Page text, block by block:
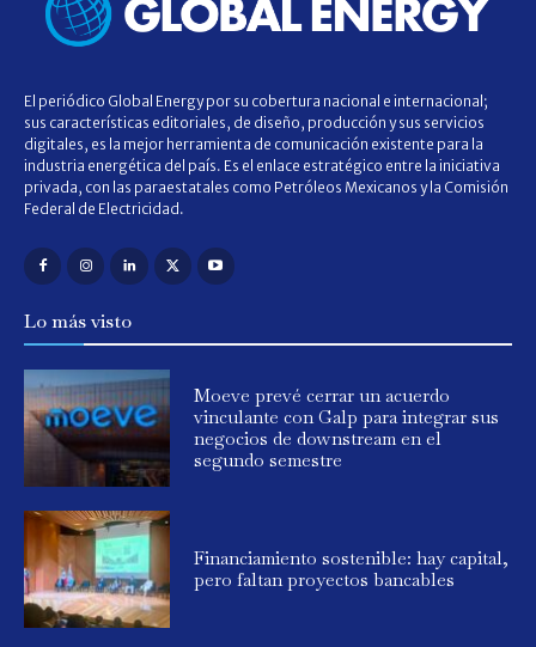
El periódico Global Energy por su cobertura nacional e internacional;
sus características editoriales, de diseño, producción y sus servicios
digitales, es la mejor herramienta de comunicación existente para la
industria energética del país. Es el enlace estratégico entre la iniciativa
privada, con las paraestatales como Petróleos Mexicanos y la Comisión
Federal de Electricidad.
Lo más visto
Moeve prevé cerrar un acuerdo
vinculante con Galp para integrar sus
negocios de downstream en el
segundo semestre
Financiamiento sostenible: hay capital,
pero faltan proyectos bancables